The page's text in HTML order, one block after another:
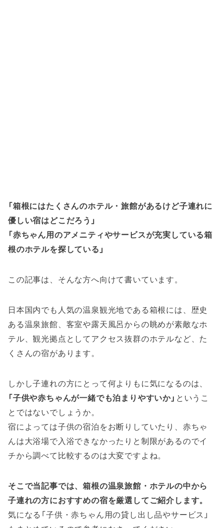
「箱根にはたくさんのホテル・旅館があるけど子連れに
優しい宿はどこだろう」
「赤ちゃん用のアメニティやサービスが充実している箱
根のホテルを探している」
この記事は、そんな方へ向けて書いています。
日本国内でも人気の温泉観光地である箱根には、歴史
ある温泉旅館、客室や露天風呂からの眺めが素敵なホ
テル、観光拠点としてアクセス抜群のホテルなど、た
くさんの宿があります。
しかし子連れの方にとって何よりもに気になるのは、
「子供や赤ちゃんが一緒でも泊まりやすいか」 というこ
とではないでしょうか。
宿によっては子供の宿泊をお断りしていたり、赤ちゃ
んは大浴場で入浴できなかったりと制限があるのでイ
チから調べて比較するのは大変ですよね。
そこで当記事では、箱根の温泉旅館・ホテルの中から
子連れの方におすすめの宿を厳選してご紹介します。
気になる「子供・赤ちゃん用の貸し出し品やサービス」